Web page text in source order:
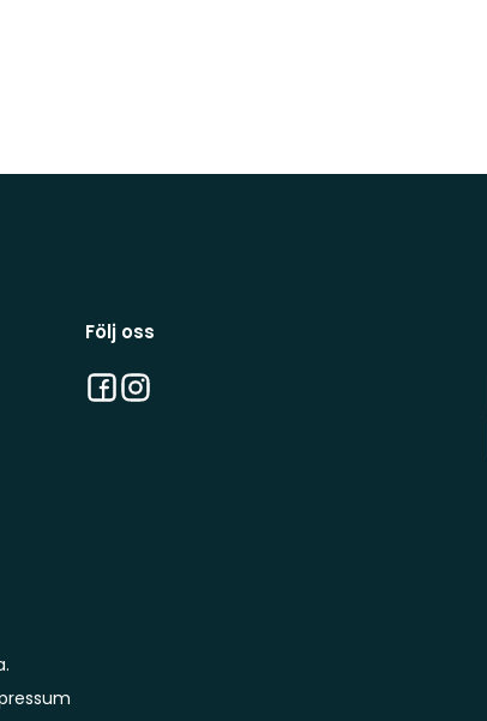
Följ oss
Facebook
Instagram